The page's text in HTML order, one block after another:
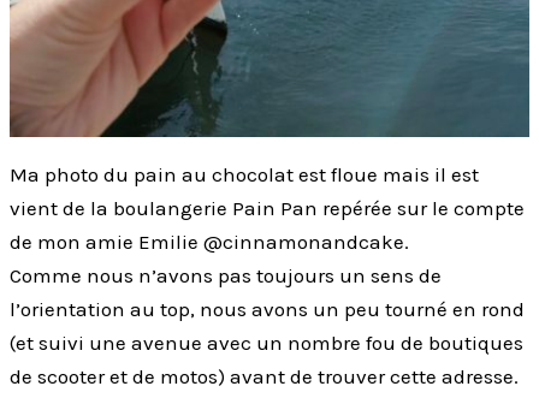
Ma photo du pain au chocolat est floue mais il est
vient de la boulangerie Pain Pan repérée sur le compte
de mon amie Emilie @cinnamonandcake.
Comme nous n’avons pas toujours un sens de
l’orientation au top, nous avons un peu tourné en rond
(et suivi une avenue avec un nombre fou de boutiques
de scooter et de motos) avant de trouver cette adresse.